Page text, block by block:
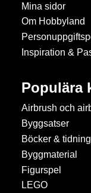
Mina sidor
Om Hobbyland
Inspiration &
Populära
Airbrush och
Byggsatser
Böcker &
Byggmaterial
Figurspel
LEGO